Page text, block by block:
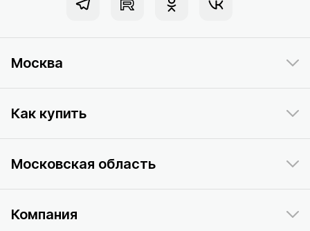
Москва
Как купить
Московская область
Компания